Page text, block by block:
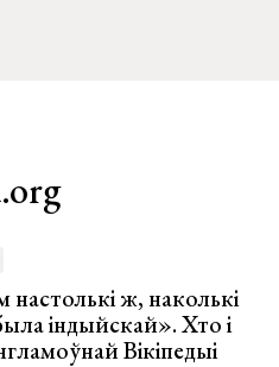
ж, наколькі
індыйскай». Хто і
Вікіпедыі